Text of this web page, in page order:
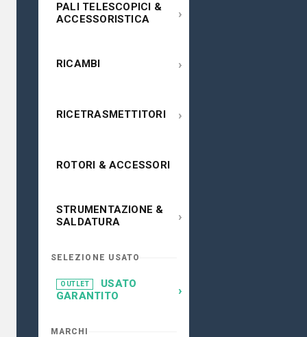
PALI TELESCOPICI &
ACCESSORISTICA
›
RICAMBI ›
RICETRASMETTITORI ›
ROTORI & ACCESSORI
STRUMENTAZIONE &
SALDATURA
›
SELEZIONE USATO
OUTLET
USATO
GARANTITO
›
MARCHI